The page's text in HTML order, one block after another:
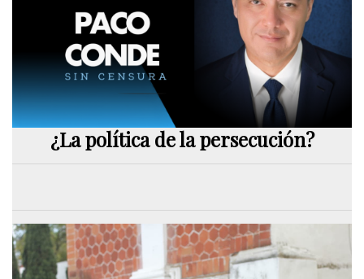
¿La política de la persecución?